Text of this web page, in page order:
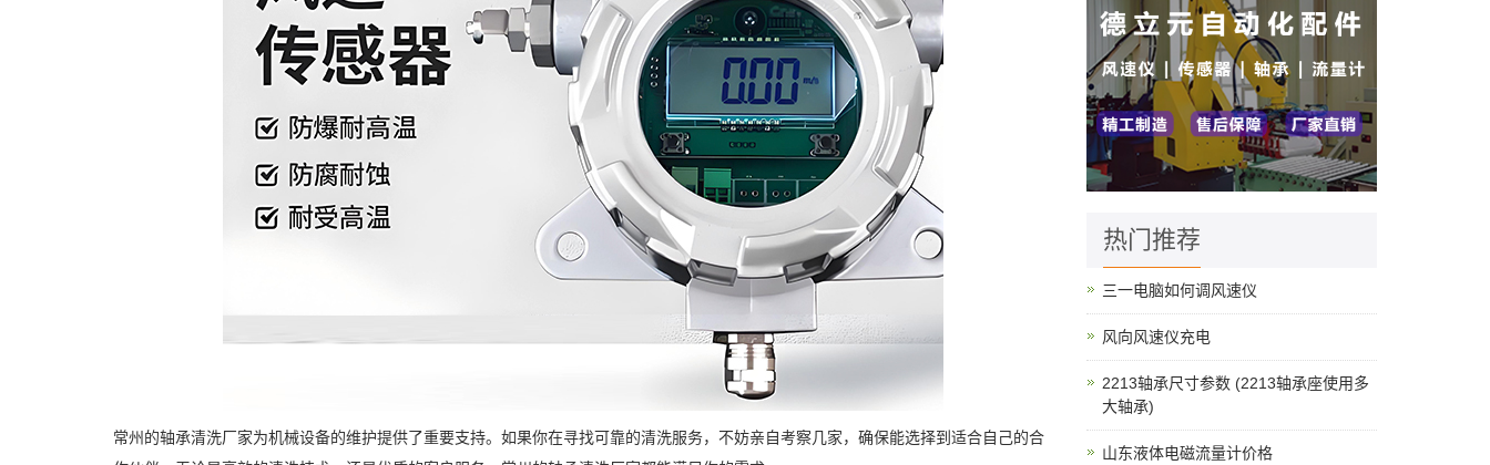
常州的轴承清洗厂家为机械设备的维护提供了重要支持。如果你在寻找可靠的清洗服务，不妨亲自考察几家，确保能选择到适合自己的合
热门推荐
三一电脑如何调风速仪
风向风速仪充电
2213轴承尺寸参数 (2213轴承座使用多
大轴承)
山东液体电磁流量计价格